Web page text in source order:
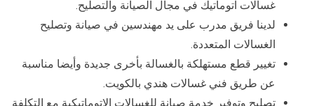
غسالات اتوماتيك في مجال الصيانة والتصليح.
لدينا فريق مدرب على يد مهندسين في صيانة وتصليح
الغسالات المتعددة.
تغيير قطع مستهلكة بالغسالة بأخرى جديدة وأيضا مناسبة
عن طريق فني غسالات هندي بالكويت.
تصليح وتوفير خدمة صيانة للغسالات الاتوماتيكية مع التكلفة